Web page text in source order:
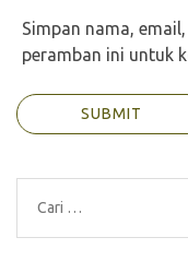
Simpan nama,
peramban ini untuk
Cari
untuk: